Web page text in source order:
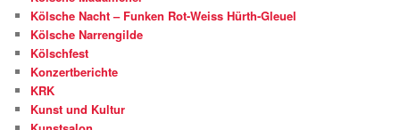
Kölsche Nacht – Funken Rot-Weiss Hürth-Gleuel
Kölsche Narrengilde
Kölschfest
Konzertberichte
KRK
Kunst und Kultur